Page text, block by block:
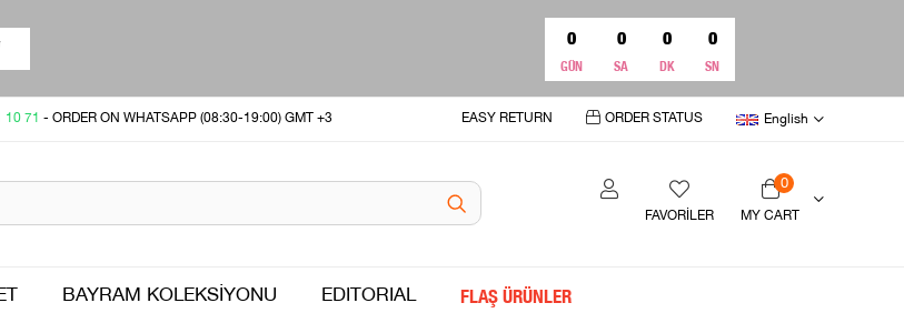
0
GÜN
0
SA
0
DK
0
SN
10 71 - ORDER ON WHATSAPP (08:30-19:00) GMT +3 EASY RETURN ORDER STATUS English
MY CART
0
FAVORİLER
BAYRAM KOLEKSİYONU EDITORIAL FLAŞ ÜRÜNLER